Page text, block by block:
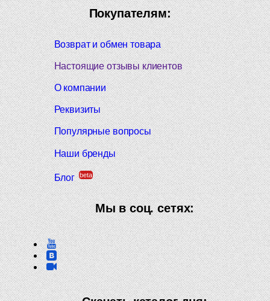
Покупателям:
Возврат и обмен товара
Настоящие отзывы клиентов
О компании
Реквизиты
Популярные вопросы
Наши бренды
Блог beta
Мы в соц. сетях: